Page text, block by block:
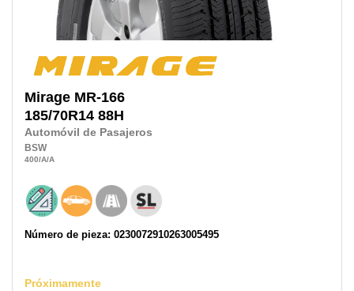
Mirage MR-166
185/70R14 88H
Automóvil de Pasajeros
BSW
400/A/A
Número de pieza: 0230072910263005495
Próximamente